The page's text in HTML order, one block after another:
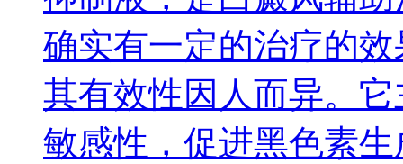
确实有一定的治疗的
其有效性因人而异。
敏感性，促进黑色素